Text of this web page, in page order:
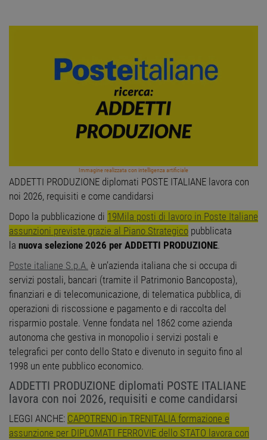
Immagine realizzata con intelligenza artificiale
ADDETTI PRODUZIONE diplomati POSTE ITALIANE lavora con
noi 2026, requisiti e come candidarsi
Dopo la pubblicazione di 19Mila posti di lavoro in Poste Italiane
assunzioni previste grazie al Piano Strategico pubblicata
la nuova selezione 2026 per ADDETTI PRODUZIONE.
Poste italiane S.p.A. è un’azienda italiana che si occupa di
servizi postali, bancari (tramite il Patrimonio Bancoposta),
finanziari e di telecomunicazione, di telematica pubblica, di
operazioni di riscossione e pagamento e di raccolta del
risparmio postale. Venne fondata nel 1862 come azienda
autonoma che gestiva in monopolio i servizi postali e
telegrafici per conto dello Stato e divenuto in seguito fino al
1998 un ente pubblico economico.
ADDETTI PRODUZIONE diplomati POSTE ITALIANE
lavora con noi 2026, requisiti e come candidarsi
LEGGI ANCHE: CAPOTRENO in TRENITALIA formazione e
assunzione per DIPLOMATI FERROVIE dello STATO lavora con